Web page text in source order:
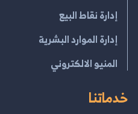
إدارة نقاط البيع
إدارة الموارد البشرية
المنيو الالكتروني
خدماتنا